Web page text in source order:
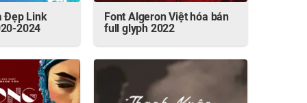
Đẹp Link
2024
Font Algeron Việt hóa bản
full glyph 2022